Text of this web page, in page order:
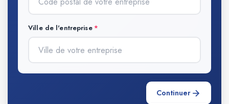
Ville de l'entreprise
Continuer